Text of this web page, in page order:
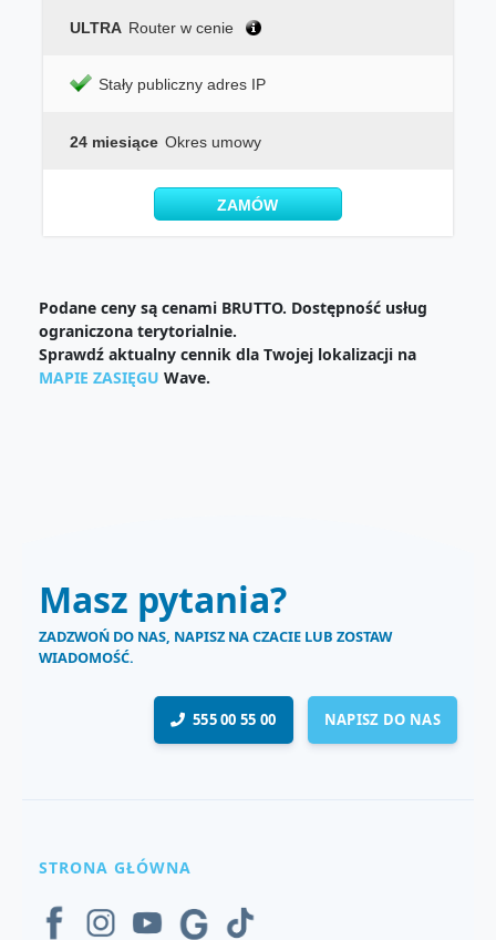
ULTRA Router w cenie
Stały publiczny adres IP
24 miesiące Okres umowy
ZAMÓW
Podane ceny są cenami BRUTTO. Dostępność usług
ograniczona terytorialnie.
Sprawdź aktualny cennik dla Twojej lokalizacji na
MAPIE ZASIĘGU Wave.
Masz pytania?
ZADZWOŃ DO NAS, NAPISZ NA CZACIE LUB ZOSTAW
WIADOMOŚĆ.
555 00 55 00 NAPISZ DO NAS
STRONA GŁÓWNA